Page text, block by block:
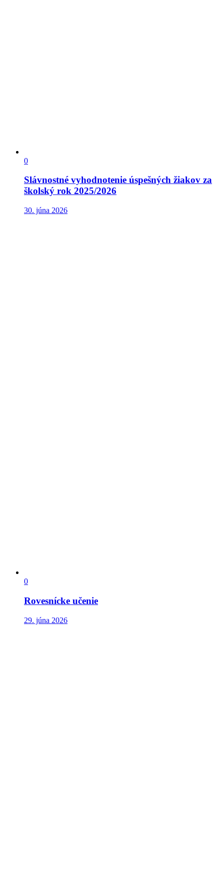
0
Slávnostné vyhodnotenie úspešných žiakov za
školský rok 2025/2026
30. júna 2026
0
Rovesnícke učenie
29. júna 2026